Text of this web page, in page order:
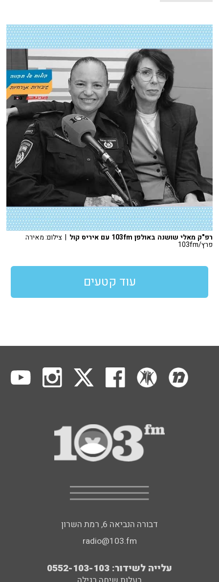
רפ"ק מאלי שושנה באולפן 103fm עם איריס קול | צילום: מאירה
פרץ/103fm
עוד קטעים
דבורה הנביאה 6, רמת השרון
radio@103.fm
עלייה לשידור: 0552-103-103